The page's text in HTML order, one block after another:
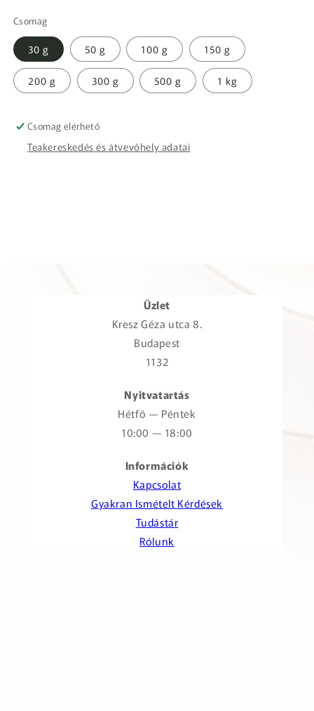
Csomag
30 g 50 g 100 g 150 g
200 g 300 g 500 g 1 kg
Csomag elérhető
Teakereskedés és átvevőhely adatai
Üzlet
Kresz Géza utca 8.
Budapest
1132
Nyitvatartás
Hétfő — Péntek
10:00 — 18:00
Információk
Kapcsolat
Gyakran Ismételt Kérdések
Tudástár
Rólunk